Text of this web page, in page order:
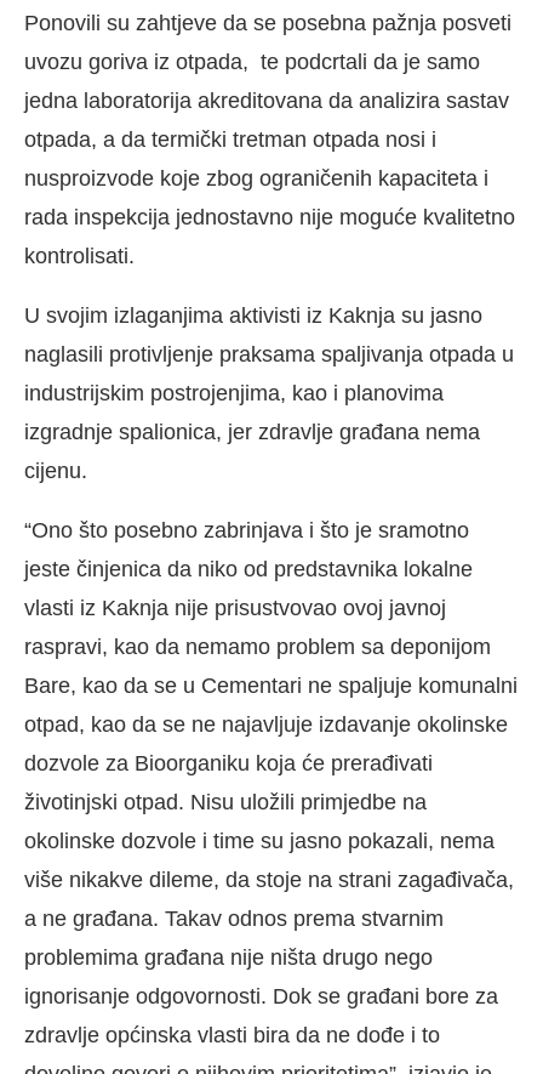
Ponovili su zahtjeve da se posebna pažnja posveti
uvozu goriva iz otpada, te podcrtali da je samo
jedna laboratorija akreditovana da analizira sastav
otpada, a da termički tretman otpada nosi i
nusproizvode koje zbog ograničenih kapaciteta i
rada inspekcija jednostavno nije moguće kvalitetno
kontrolisati.
U svojim izlaganjima aktivisti iz Kaknja su jasno
naglasili protivljenje praksama spaljivanja otpada u
industrijskim postrojenjima, kao i planovima
izgradnje spalionica, jer zdravlje građana nema
cijenu.
“Ono što posebno zabrinjava i što je sramotno
jeste činjenica da niko od predstavnika lokalne
vlasti iz Kaknja nije prisustvovao ovoj javnoj
raspravi, kao da nemamo problem sa deponijom
Bare, kao da se u Cementari ne spaljuje komunalni
otpad, kao da se ne najavljuje izdavanje okolinske
dozvole za Bioorganiku koja će prerađivati
životinjski otpad. Nisu uložili primjedbe na
okolinske dozvole i time su jasno pokazali, nema
više nikakve dileme, da stoje na strani zagađivača,
a ne građana. Takav odnos prema stvarnim
problemima građana nije ništa drugo nego
ignorisanje odgovornosti. Dok se građani bore za
zdravlje općinska vlasti bira da ne dođe i to